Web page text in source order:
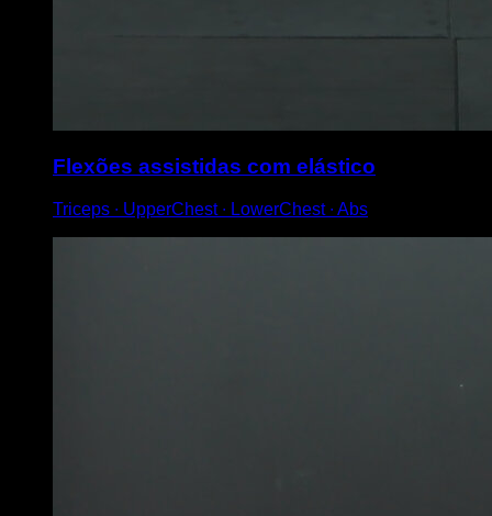
Flexões assistidas com elástico
Triceps ∙ UpperChest ∙ LowerChest ∙ Abs